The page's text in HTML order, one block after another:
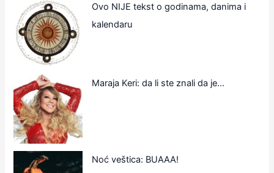
Ovo NIJE tekst o godinama, danima i
kalendaru
Maraja Keri: da li ste znali da je…
Noć veštica: BUAAA!